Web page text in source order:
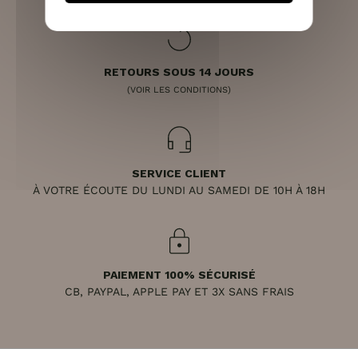
RETOURS SOUS 14 JOURS
(VOIR LES CONDITIONS)
SERVICE CLIENT
À VOTRE ÉCOUTE DU LUNDI AU SAMEDI DE 10H À 18H
PAIEMENT 100% SÉCURISÉ
CB, PAYPAL, APPLE PAY ET 3X SANS FRAIS